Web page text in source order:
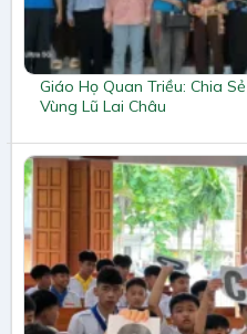
Giáo Họ Quan Triều: Chia
Vùng Lũ Lai Châu